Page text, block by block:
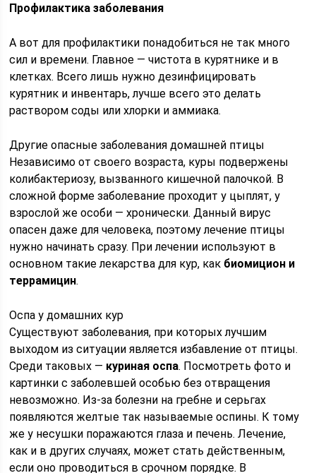
Профилактика заболевания
А вот для профилактики понадобиться не так много
сил и времени. Главное — чистота в курятнике и в
клетках. Всего лишь нужно дезинфицировать
курятник и инвентарь, лучше всего это делать
раствором соды или хлорки и аммиака.
Другие опасные заболевания домашней птицы
Независимо от своего возраста, куры подвержены
колибактериозу, вызванного кишечной палочкой. В
сложной форме заболевание проходит у цыплят, у
взрослой же особи — хронически. Данный вирус
опасен даже для человека, поэтому лечение птицы
нужно начинать сразу. При лечении используют в
основном такие лекарства для кур, как биомицион и
террамицин.
Оспа у домашних кур
Существуют заболевания, при которых лучшим
выходом из ситуации является избавление от птицы.
Среди таковых — куриная оспа. Посмотреть фото и
картинки с заболевшей особью без отвращения
невозможно. Из-за болезни на гребне и серьгах
появляются желтые так называемые оспины. К тому
же у несушки поражаются глаза и печень. Лечение,
как и в других случаях, может стать действенным,
если оно проводиться в срочном порядке. В